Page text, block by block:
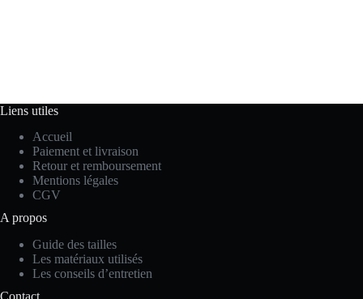
Liens utiles
Accueil
Paiement et livraison
Retour et remboursement
Mentions légales
CGV
A propos
Guide des tailles
Les matériaux utilisés
Les conseils d’entretien